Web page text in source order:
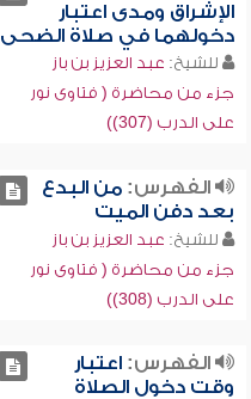
الإشراق ومدى اعتبار
دخولهما في صلاة الضحى
للشيخ: عبد العزيز بن باز
جزء من محاضرة ( فتاوى نور
على الدرب (307))
الفهرس:من البدع
بعد دفن الميت
للشيخ: عبد العزيز بن باز
جزء من محاضرة ( فتاوى نور
على الدرب (308))
الفهرس:اعتبار
وقت دخول الصلاة